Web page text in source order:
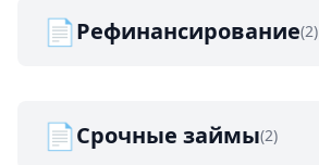
📄Рефинансирование(2)
📄Срочные займы(2)